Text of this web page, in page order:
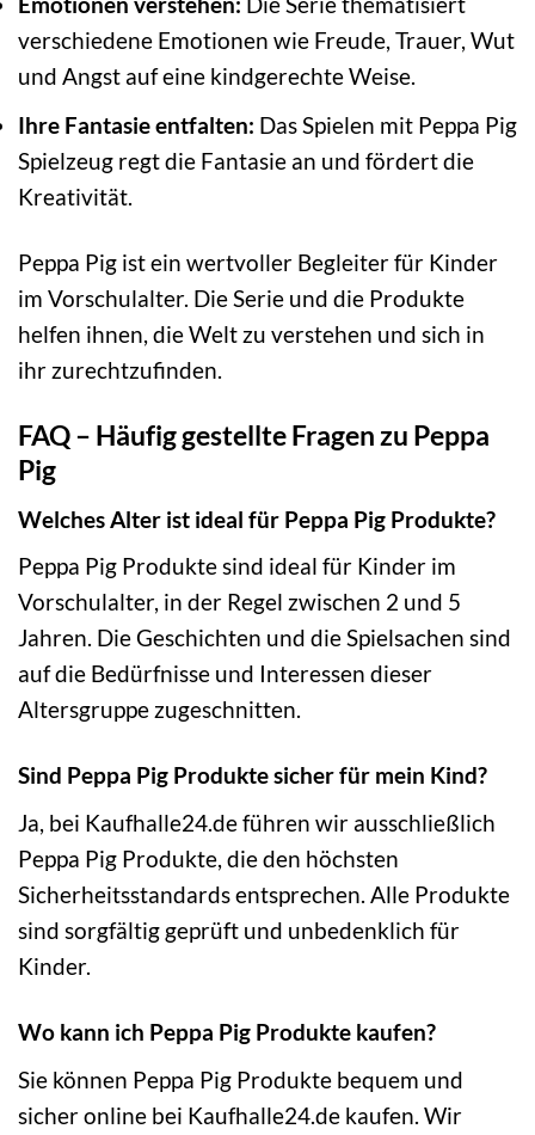
verschiedene Emotionen wie Freude, Trauer, Wut
und Angst auf eine kindgerechte Weise.
Ihre Fantasie entfalten: Das Spielen mit Peppa Pig
Spielzeug regt die Fantasie an und fördert die
Kreativität.
Peppa Pig ist ein wertvoller Begleiter für Kinder
im Vorschulalter. Die Serie und die Produkte
helfen ihnen, die Welt zu verstehen und sich in
ihr zurechtzufinden.
FAQ – Häufig gestellte Fragen zu Peppa
Pig
Welches Alter ist ideal für Peppa Pig Produkte?
Peppa Pig Produkte sind ideal für Kinder im
Vorschulalter, in der Regel zwischen 2 und 5
Jahren. Die Geschichten und die Spielsachen sind
auf die Bedürfnisse und Interessen dieser
Altersgruppe zugeschnitten.
Sind Peppa Pig Produkte sicher für mein Kind?
Ja, bei Kaufhalle24.de führen wir ausschließlich
Peppa Pig Produkte, die den höchsten
Sicherheitsstandards entsprechen. Alle Produkte
sind sorgfältig geprüft und unbedenklich für
Kinder.
Wo kann ich Peppa Pig Produkte kaufen?
Sie können Peppa Pig Produkte bequem und
sicher online bei Kaufhalle24.de kaufen. Wir